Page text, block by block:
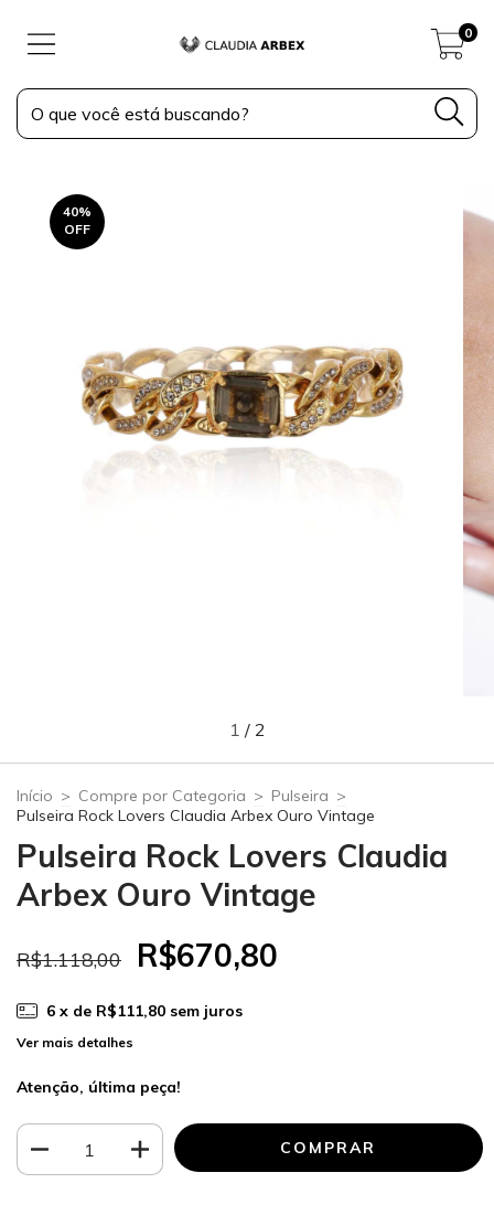
0
40%
OFF
1 / 2
Início > Compre por Categoria > Pulseira >
Pulseira Rock Lovers Claudia Arbex Ouro Vintage
Pulseira Rock Lovers Claudia
Arbex Ouro Vintage
R$1.118,00 R$670,80
6 x de R$111,80 sem juros
Ver mais detalhes
Atenção, última peça!